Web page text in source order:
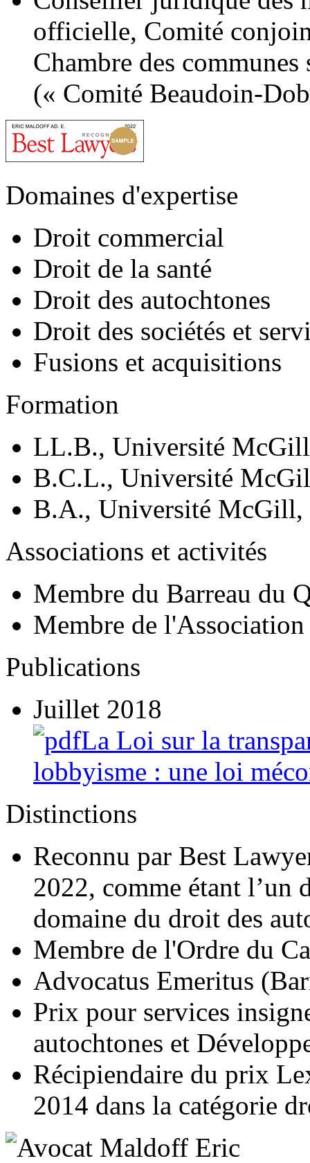
officielle, Comité
Chambre des
(« Comité Beaudoin-
Domaines d'expertise
Droit commercial
Droit de la santé
Droit des autochtones
Droit des sociétés et
Fusions et acquisitions
Formation
LL.B., Université
B.C.L., Université
B.A., Université McGill,
Associations et activités
Membre du Barreau du
Membre de
Publications
Juillet 2018
La Loi sur la
lobbyisme : une loi
Distinctions
Reconnu par Best
2022, comme étant l’un
domaine du droit des
Membre de l'Ordre du
Advocatus Emeritus
Prix pour services
autochtones et
Récipiendaire du prix
2014 dans la catégorie